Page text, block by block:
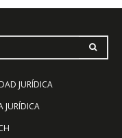
JURÍDICA
JURÍDICA